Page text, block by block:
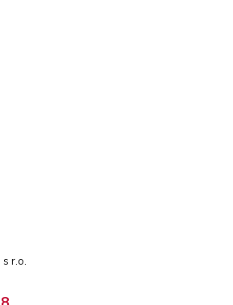
r.o.